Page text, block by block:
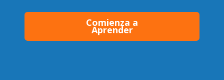
Comienza a
Aprender